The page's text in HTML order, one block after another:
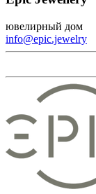
ювелирный дом
info@epic.jewelry